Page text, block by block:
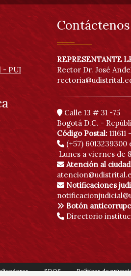
- PUI
Contáctenos
REPRESENTANTE
Rector Dr. José
Calle 13 # 31 -75
Bogotá D.C. -
Código Postal: 111611
(+57) 6013239300
Lunes a viernes de
Atención al
Notificaciones
Botón
Directorio
SDQS Políticas de